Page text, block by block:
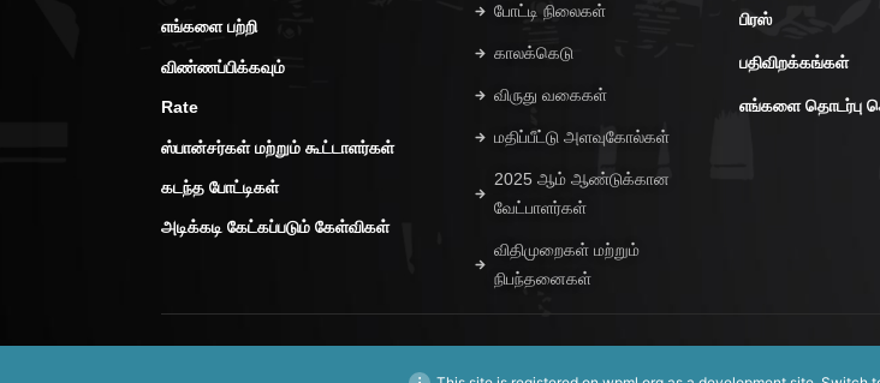
எங்களை பற்றி
விண்ணப்பிக்கவும்
Rate
ஸ்பான்சர்கள் மற்றும் கூட்டாளர்கள்
கடந்த போட்டிகள்
அடிக்கடி கேட்கப்படும் கேள்விகள்
போட்டி நிலைகள்
காலக்கெடு
விருது வகைகள்
மதிப்பீட்டு அளவுகோல்கள்
2025 ஆம் ஆண்டுக்கான
வேட்பாளர்கள்
விதிமுறைகள் மற்றும்
நிபந்தனைகள்
பிரஸ்
பதிவிறக்கங்கள்
எங்களை தொடர்பு